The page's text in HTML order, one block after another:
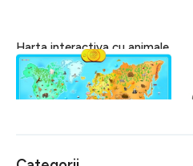
Harta interactiva cu animale
168 lei